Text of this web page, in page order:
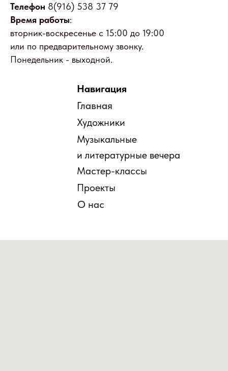
Телефон 8(916) 538 37 79
Время работы:
вторник-воскресенье с 15:00 до 19:00
или по предварительному звонку.
Понедельник - выходной.
Навигация
Художники
Мастер-классы
Музыкальные
и литературные вечера
Проекты
О нас
Главная